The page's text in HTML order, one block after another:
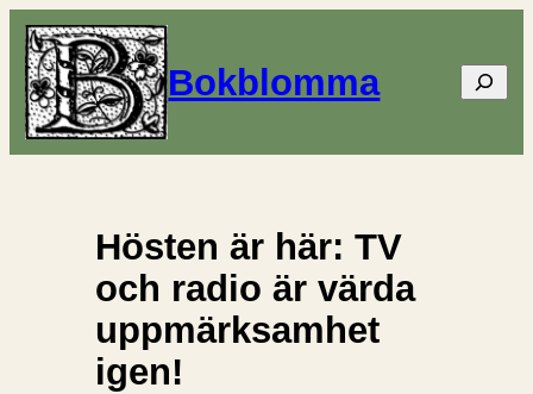
Bokblomma Sök
Hösten är här: TV
och radio är värda
uppmärksamhet
igen!